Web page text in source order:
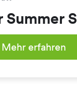
Summer
Mehr erfahren